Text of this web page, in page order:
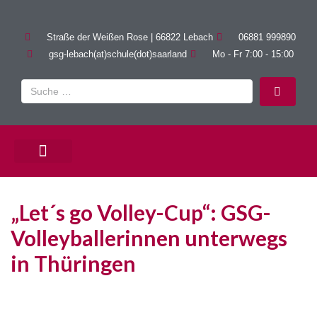
Straße der Weißen Rose | 66822 Lebach
06881 999890
gsg-lebach(at)schule(dot)saarland
Mo - Fr 7:00 - 15:00
„Let´s go Volley-Cup“: GSG-
Volleyballerinnen unterwegs
in Thüringen